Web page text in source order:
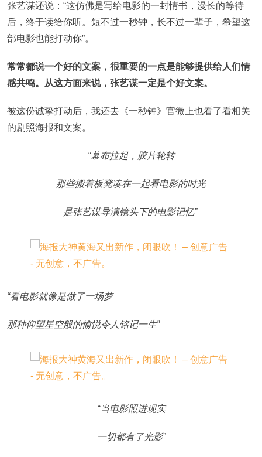
张艺谋还说：“这仿佛是写给电影的一封情书，漫长的等待
后，终于读给你听。短不过一秒钟，长不过一辈子，希望这
部电影也能打动你”。
常常都说一个好的文案，很重要的一点是能够提供给人们情
感共鸣。从这方面来说，张艺谋一定是个好文案。
被这份诚挚打动后，我还去《一秒钟》官微上也看了看相关
的剧照海报和文案。
“幕布拉起，胶片轮转
那些搬着板凳凑在一起看电影的时光
是张艺谋导演镜头下的电影记忆”
“看电影就像是做了一场梦
那种仰望星空般的愉悦令人铭记一生”
“当电影照进现实
一切都有了光影”